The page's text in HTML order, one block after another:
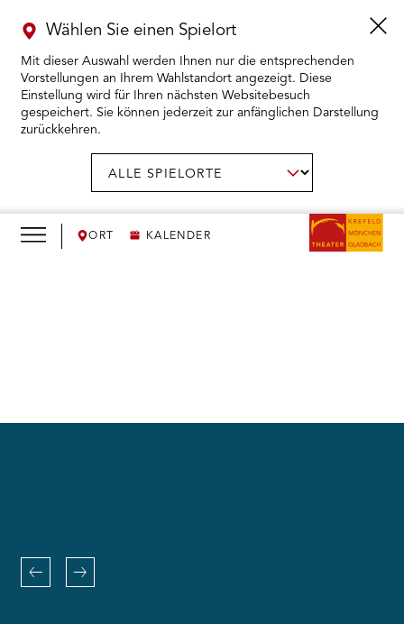
ORT KALENDER
Wählen Sie einen Spielort
Mit dieser Auswahl werden Ihnen nur die entsprechenden
Vorstellungen an Ihrem Wahlstandort angezeigt. Diese
Einstellung wird für Ihren nächsten Websitebesuch
gespeichert. Sie können jederzeit zur anfänglichen Darstellung
zurückkehren.
KARTENKAUF ÖFFNEN
WIR ÖFFNEN
to
load
Zurück Weiter